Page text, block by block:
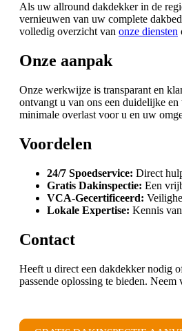
Als uw allround dakdekker in de
vernieuwen van uw complete
volledig overzicht van onze diensten
Onze aanpak
Onze werkwijze is transparant en
ontvangt u van ons een duidelijke
minimale overlast voor u en uw
Voordelen
24/7 Spoedservice: Direct
Gratis Dakinspectie: Een
VCA-Gecertificeerd:
Lokale Expertise: Kennis
Contact
Heeft u direct een dakdekker nodig
passende oplossing te bieden. Neem